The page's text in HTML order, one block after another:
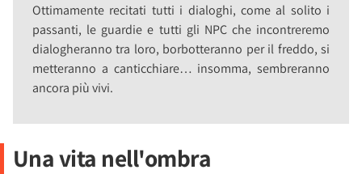
Ottimamente recitati tutti i dialoghi, come al solito i
passanti, le guardie e tutti gli NPC che incontreremo
dialogheranno tra loro, borbotteranno per il freddo, si
metteranno a canticchiare… insomma, sembreranno
ancora più vivi.
Una vita nell'ombra